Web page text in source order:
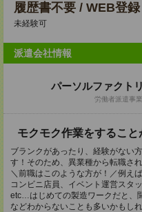
履歴書不要 / WEB登
未経験可
派遣会社情報
パーソルファクト
労働者派遣事
モクモク作業をすること
ブランクがあったり、経験がない
す！そのため、異業種から転職さ
＼前職はこのような方が！／例え
コンビニ店員、イベント運営スタ
etc…はじめての製造ワークだと、
などわからないことも多いかもし